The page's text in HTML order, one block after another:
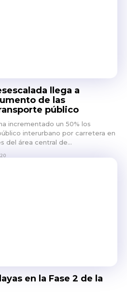
llega a
de las
público
incrementado un 50% los
interurbano por carretera en
del área central de...
en la Fase 2 de la